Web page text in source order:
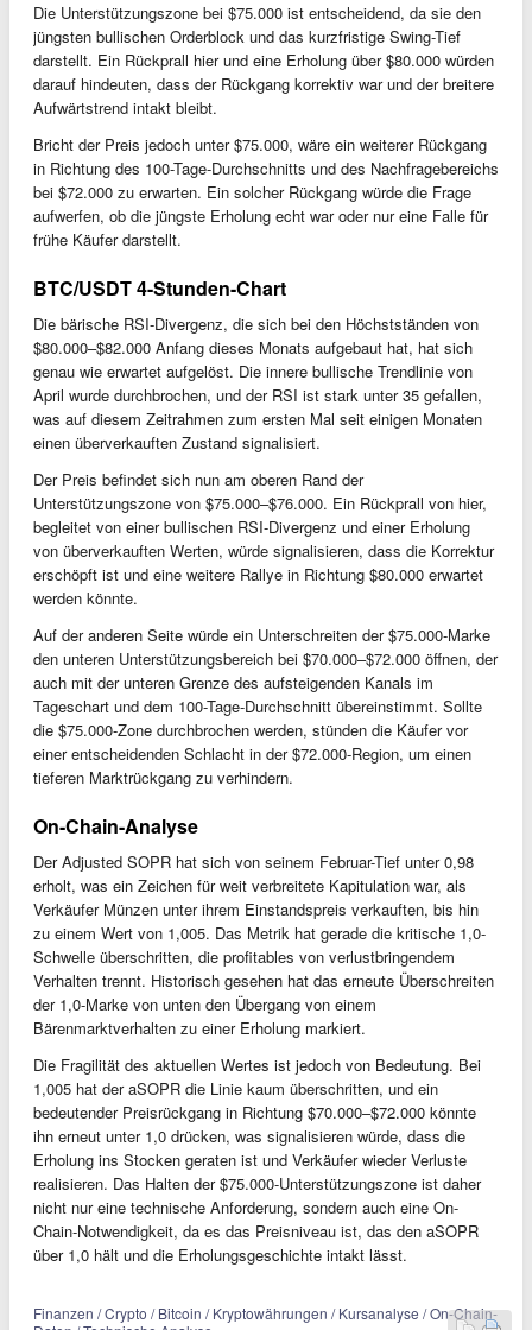
Die Unterstützungszone bei $75.000 ist entscheidend, da sie den
jüngsten bullischen Orderblock und das kurzfristige Swing-Tief
darstellt. Ein Rückprall hier und eine Erholung über $80.000 würden
darauf hindeuten, dass der Rückgang korrektiv war und der breitere
Aufwärtstrend intakt bleibt.
Bricht der Preis jedoch unter $75.000, wäre ein weiterer Rückgang
in Richtung des 100-Tage-Durchschnitts und des Nachfragebereichs
bei $72.000 zu erwarten. Ein solcher Rückgang würde die Frage
aufwerfen, ob die jüngste Erholung echt war oder nur eine Falle für
frühe Käufer darstellt.
BTC/USDT 4-Stunden-Chart
Die bärische RSI-Divergenz, die sich bei den Höchstständen von
$80.000–$82.000 Anfang dieses Monats aufgebaut hat, hat sich
genau wie erwartet aufgelöst. Die innere bullische Trendlinie von
April wurde durchbrochen, und der RSI ist stark unter 35 gefallen,
was auf diesem Zeitrahmen zum ersten Mal seit einigen Monaten
einen überverkauften Zustand signalisiert.
Der Preis befindet sich nun am oberen Rand der
Unterstützungszone von $75.000–$76.000. Ein Rückprall von hier,
begleitet von einer bullischen RSI-Divergenz und einer Erholung
von überverkauften Werten, würde signalisieren, dass die Korrektur
erschöpft ist und eine weitere Rallye in Richtung $80.000 erwartet
werden könnte.
Auf der anderen Seite würde ein Unterschreiten der $75.000-Marke
den unteren Unterstützungsbereich bei $70.000–$72.000 öffnen, der
auch mit der unteren Grenze des aufsteigenden Kanals im
Tageschart und dem 100-Tage-Durchschnitt übereinstimmt. Sollte
die $75.000-Zone durchbrochen werden, stünden die Käufer vor
einer entscheidenden Schlacht in der $72.000-Region, um einen
tieferen Marktrückgang zu verhindern.
On-Chain-Analyse
Der Adjusted SOPR hat sich von seinem Februar-Tief unter 0,98
erholt, was ein Zeichen für weit verbreitete Kapitulation war, als
Verkäufer Münzen unter ihrem Einstandspreis verkauften, bis hin
zu einem Wert von 1,005. Das Metrik hat gerade die kritische 1,0-
Schwelle überschritten, die profitables von verlustbringendem
Verhalten trennt. Historisch gesehen hat das erneute Überschreiten
der 1,0-Marke von unten den Übergang von einem
Bärenmarktverhalten zu einer Erholung markiert.
Die Fragilität des aktuellen Wertes ist jedoch von Bedeutung. Bei
1,005 hat der aSOPR die Linie kaum überschritten, und ein
bedeutender Preisrückgang in Richtung $70.000–$72.000 könnte
ihn erneut unter 1,0 drücken, was signalisieren würde, dass die
Erholung ins Stocken geraten ist und Verkäufer wieder Verluste
realisieren. Das Halten der $75.000-Unterstützungszone ist daher
nicht nur eine technische Anforderung, sondern auch eine On-
Chain-Notwendigkeit, da es das Preisniveau ist, das den aSOPR
über 1,0 hält und die Erholungsgeschichte intakt lässt.
Finanzen / Crypto / Bitcoin / Kryptowährungen / Kursanalyse / On-Chain-